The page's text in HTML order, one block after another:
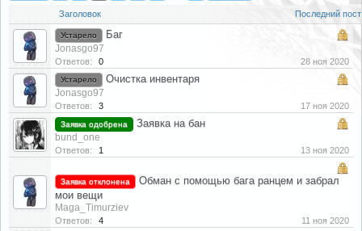
Заголовок Последний пост
Устарело Баг
Jonasgo97
Ответов: 0 28 ноя 2020
Устарело Очистка инвентаря
Jonasgo97
Ответов: 3 17 ноя 2020
Заявка одобрена Заявка на бан
bund_one
Ответов: 1 13 ноя 2020
Заявка отклонена
Обман с помощью бага ранцем и забрал
мои вещи
Maga_Timurziev
Ответов: 4 11 ноя 2020